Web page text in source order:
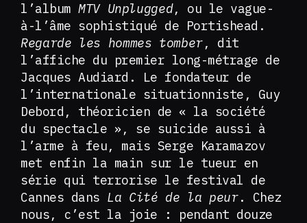
l’album MTV Unplugged, ou le vague-
à-l’âme sophistiqué de Portishead.
Regarde les hommes tomber, dit
l’affiche du premier long-métrage de
Jacques Audiard. Le fondateur de
l’internationale situationniste, Guy
Debord, théoricien de « la société
du spectacle », se suicide aussi à
l’arme à feu, mais Serge Karamazov
met enfin la main sur le tueur en
série qui terrorise le festival de
Cannes dans La Cité de la peur. Chez
nous, c’est la joie : pendant douze